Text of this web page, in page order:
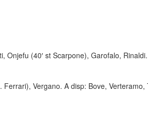
Onjefu (40′ st Scarpone), Garofalo,
Ferrari), Vergano. A disp: Bove,